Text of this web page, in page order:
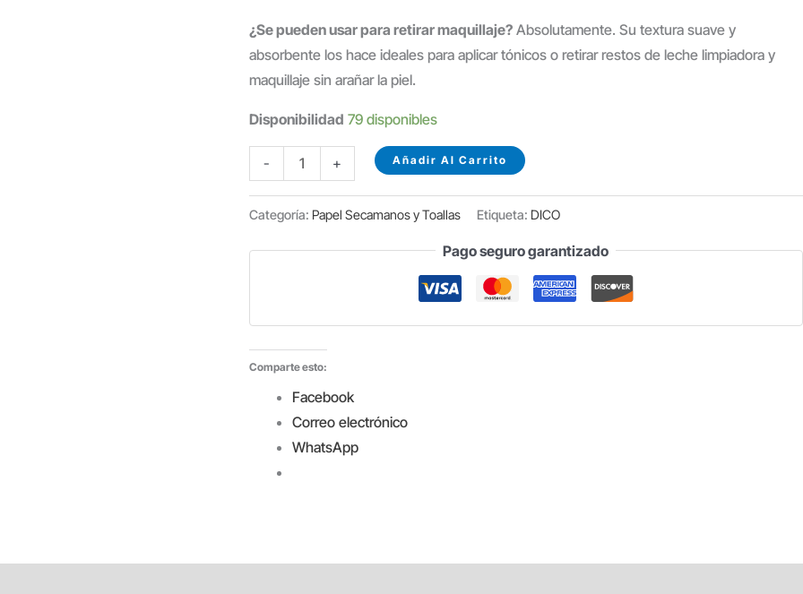
¿Se pueden usar para retirar maquillaje?Absolutamente. Su textura suave y
absorbente los hace ideales para aplicar tónicos o retirar restos de leche limpiadora y
maquillaje sin arañar la piel.
Disponibilidad 79 disponibles
-
PAÑUELOS
FACIALES
2
ESTUCHE
+ Añadir Al Carrito
Categoría: Papel Secamanos y Toallas Etiqueta: DICO
Pago seguro garantizado
Comparte esto:
Facebook
Correo electrónico
WhatsApp